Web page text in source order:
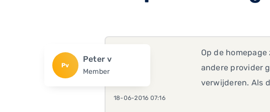
Pv
Peter v
Member
18-06-2016 07:16
Op de
andere provider
verwijderen. Als